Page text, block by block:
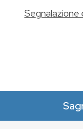
Segnalazione